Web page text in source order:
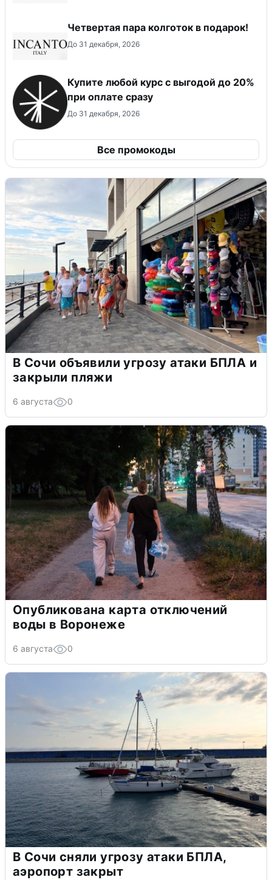
Четвертая пара колготок в подарок!
До 31 декабря, 2026
Купите любой курс с выгодой до 20%
при оплате сразу
До 31 декабря, 2026
Все промокоды
В Сочи объявили угрозу атаки БПЛА и
закрыли пляжи
6 августа 0
Опубликована карта отключений
воды в Воронеже
6 августа 0
В Сочи сняли угрозу атаки БПЛА,
аэропорт закрыт